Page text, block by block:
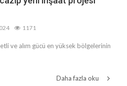
1171
ve alım gücü en yüksek bölgelerinin
Daha fazla oku